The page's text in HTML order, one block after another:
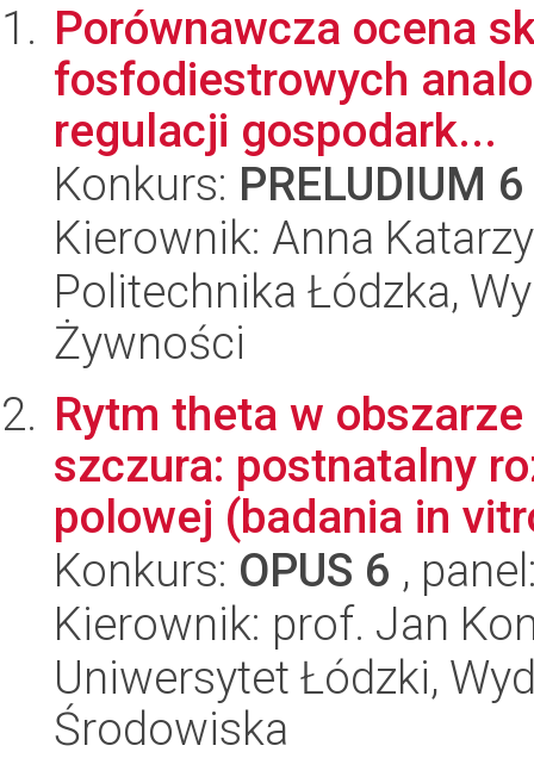
Porównawcza ocena
fosfodiestrowych
regulacji gospodark...
Konkurs: PRELUDIUM 6
Kierownik: Anna
Politechnika Łódzka,
Żywności
Rytm theta w
szczura: postnatalny
polowej (badania in
Konkurs: OPUS 6 ,
Kierownik: prof. Jan
Uniwersytet Łódzki,
Środowiska